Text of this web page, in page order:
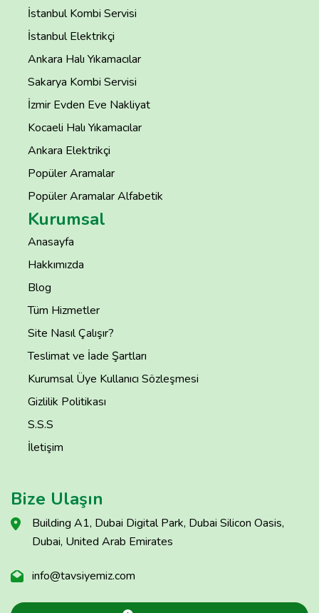
İstanbul Kombi Servisi
İstanbul Elektrikçi
Ankara Halı Yıkamacılar
Sakarya Kombi Servisi
İzmir Evden Eve Nakliyat
Kocaeli Halı Yıkamacılar
Ankara Elektrikçi
Popüler Aramalar
Popüler Aramalar Alfabetik
Kurumsal
Anasayfa
Hakkımızda
Blog
Tüm Hizmetler
Site Nasıl Çalışır?
Teslimat ve İade Şartları
Kurumsal Üye Kullanıcı Sözleşmesi
Gizlilik Politikası
S.S.S
İletişim
Bize Ulaşın
Building A1, Dubai Digital Park, Dubai Silicon Oasis,
Dubai, United Arab Emirates
info@tavsiyemiz.com